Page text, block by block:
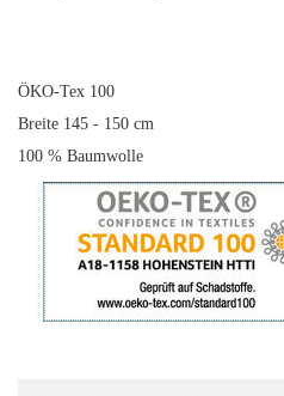
ÖKO-Tex 100
Breite 145 - 150 cm
100 % Baumwolle